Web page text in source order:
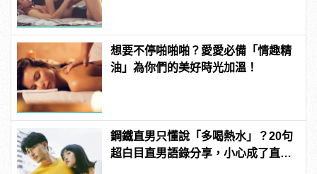
想要不停啪啪啪？愛愛必備「情趣精
油」為你們的美好時光加溫！
鋼鐵直男只懂說「多喝熱水」？20句
超白目直男語錄分享，小心成了直男